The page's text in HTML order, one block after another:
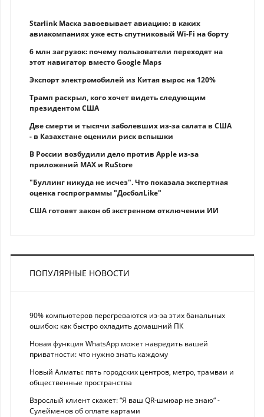
Starlink Маска завоевывает авиацию: в каких
авиакомпаниях уже есть спутниковый Wi-Fi на борту
6 млн загрузок: почему пользователи переходят на
этот навигатор вместо Google Maps
Экспорт электромобилей из Китая вырос на 120%
Трамп раскрыл, кого хочет видеть следующим
президентом США
Две смерти и тысячи заболевших из-за салата в США
- в Казахстане оценили риск вспышки
В России возбудили дело против Apple из-за
приложений MAX и RuStore
"Буллинг никуда не исчез". Что показала экспертная
оценка госпрограммы "ДосболLike"
США готовят закон об экстренном отключении ИИ
ПОПУЛЯРНЫЕ НОВОСТИ
90% компьютеров перегреваются из-за этих банальных
ошибок: как быстро охладить домашний ПК
Новая функция WhatsApp может навредить вашей
приватности: что нужно знать каждому
Новый Алматы: пять городских центров, метро, трамваи и
общественные пространства
Взрослый клиент скажет: “Я ваш QR-шмюар не знаю“ -
Сулейменов об оплате картами